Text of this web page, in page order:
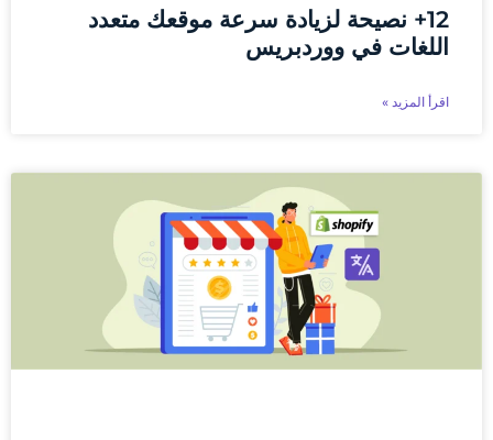
12+ نصيحة لزيادة سرعة موقعك متعدد
اللغات في ووردبريس
اقرأ المزيد »